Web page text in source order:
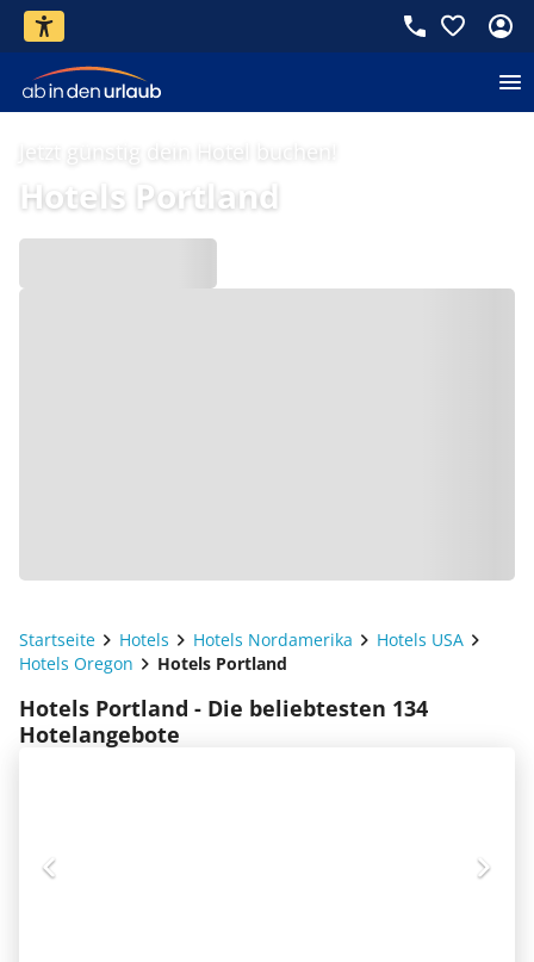
Jetzt günstig dein Hotel buchen!
Hotels Portland
Startseite Hotels Hotels Nordamerika
Hotels USA
Hotels Oregon
Hotels Portland
Hotels Portland - Die beliebtesten 134
Hotelangebote